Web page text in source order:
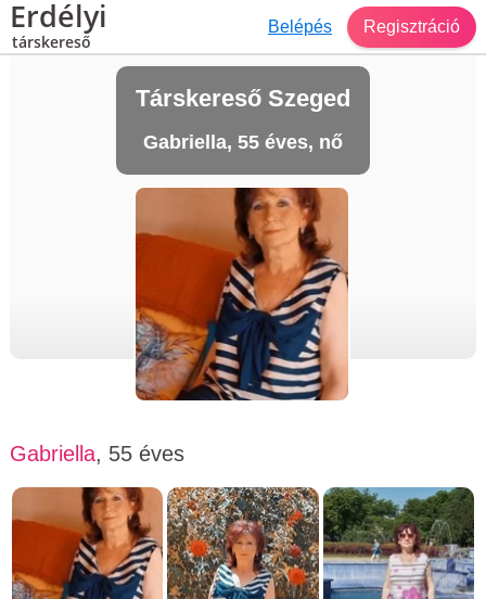
Erdélyi
társkereső
Belépés Regisztráció
Társkereső Szeged
Gabriella, 55 éves, nő
Gabriella, 55 éves